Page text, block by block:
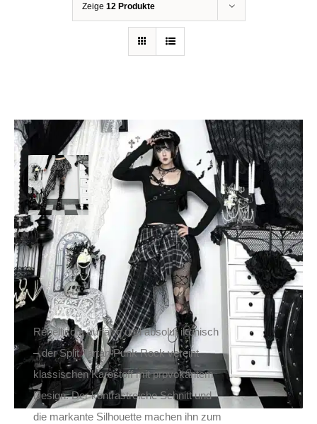
Zeige 12 Produkte
Moon Attic Rock Split
Tartan Punk
49,90
Inkl. MwSt.
zzgl.
Versand
Lieferzeit: ca. 1-2 Tage DE, ca. 3-4 Tage EU
Rebellisch, auffällig und absolut ikonisch
– der Split Tartan Punk Rock vereint
klassischen Karostoff mit provokantem
Design. Der kontrastreiche Schnitt und
die markante Silhouette machen ihn zum